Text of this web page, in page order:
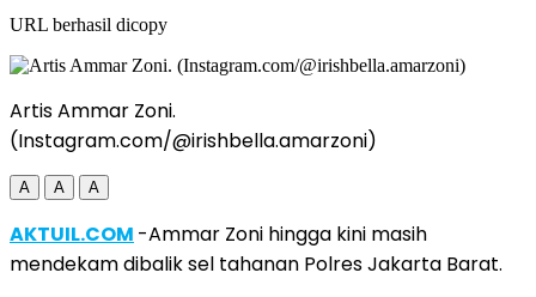
URL berhasil dicopy
Artis Ammar Zoni.
(Instagram.com/@irishbella.amarzoni)
A A A
AKTUIL.COM -Ammar Zoni hingga kini masih
mendekam dibalik sel tahanan Polres Jakarta Barat.